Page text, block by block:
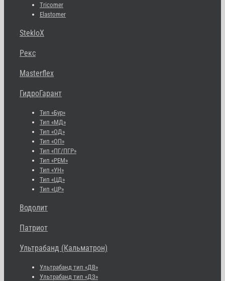
Tricomer
Elastomer
StekloX
Рекс
Masterflex
ГидроГарант
Тип «Бур»
Тип «МД»
Тип «ОД»
Тип «ОП»
Тип «ПГ/ПГР»
Тип «РЕМ»
Тип «УН»
Тип «ЦД»
Тип «ЦР»
Водолит
Патриот
Ультрабанд (Кальматрон)
Ультрабанд тип «ДВ»
Ультрабанд тип «ДЗ»